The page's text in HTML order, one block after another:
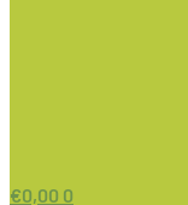
€0,00 0